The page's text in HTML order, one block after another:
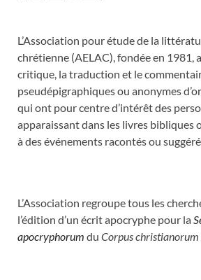
L’Association pour étude de la
chrétienne (AELAC), fondée en 1981,
critique, la traduction et le
pseudépigraphiques ou anonymes
qui ont pour centre d’intérêt des
apparaissant dans les livres bibliques
à des événements racontés ou
L’Association regroupe tous les
l’édition d’un écrit apocryphe pour la
apocryphorum du Corpus christianorum